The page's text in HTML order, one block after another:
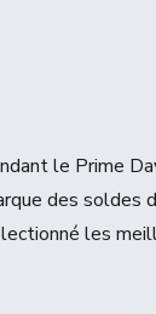
le Prime
des soldes
les